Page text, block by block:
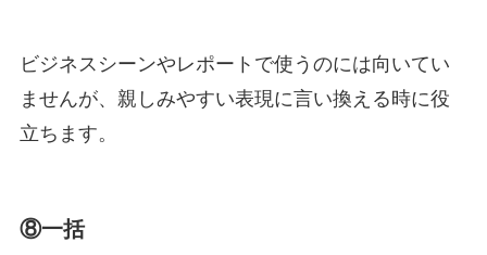
ビジネスシーンやレポートで使うのには向いてい
ませんが、親しみやすい表現に言い換える時に役
立ちます。
⑧一括